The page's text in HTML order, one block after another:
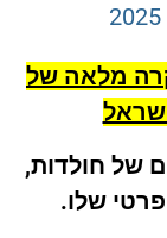
מלאה של
חולדות,
שלו.